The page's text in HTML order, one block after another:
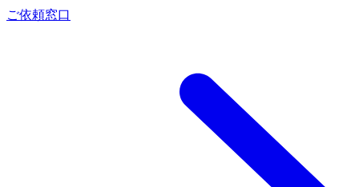
ご依頼窓口